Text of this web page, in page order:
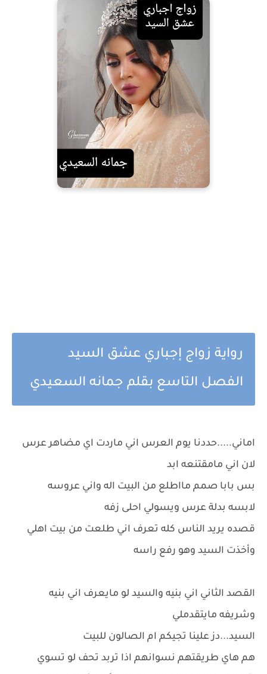
رواية زواج إجباري عشق السيد
الفصل التاسع بقلم جمانه السعيدي
اماني.....حددنا يوم العرس اني ماردت اي مضاهر عرس
لان اني مامقتنعه ابد
بس بابا صمم مااطلع من البيت اله واني عروسه
لابسه بدلة عرس ويسولي احلى زفه
قصده يريد الناس كله تعرف اني طلعت من بيت اهلي
وأخذت السيد وهو رفع راسه
القصد الثاني اني بنيه والسيد لو مايعرف اني بنيه
وشريفه مايتقدملي
السيد...دز علينا تجيكم ام الصالون للبيت
هم هاي طريقتهم نسوانهم اذا تربد تحف لو تسوي